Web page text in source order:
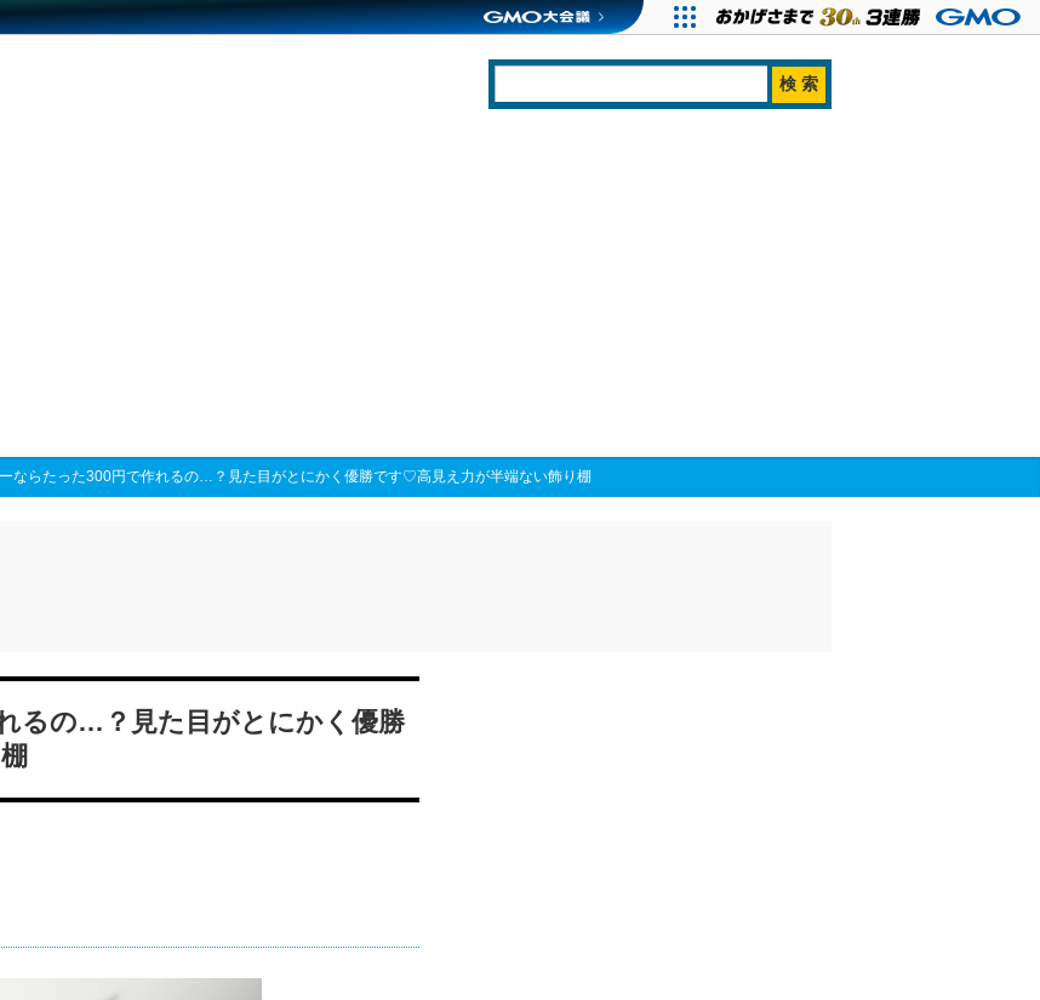
ならたった300円で作れるの…？見た目がとにかく優勝です♡高見え力が半端ない飾り棚
るの…？見た目がとにかく優勝